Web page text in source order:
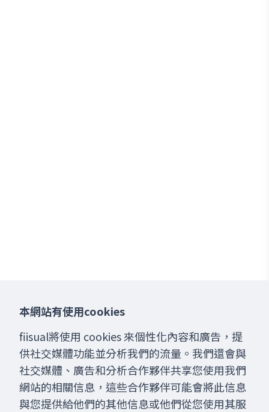
本網站有使用cookies
fiisual將使用 cookies 來個性化內容和廣告，提
供社交媒體功能並分析我們的流量。我們還會與
社交媒體、廣告和分析合作夥伴共享您使用我們
網站的相關信息，這些合作夥伴可能會將此信息
與您提供給他們的其他信息或他們從您使用其服